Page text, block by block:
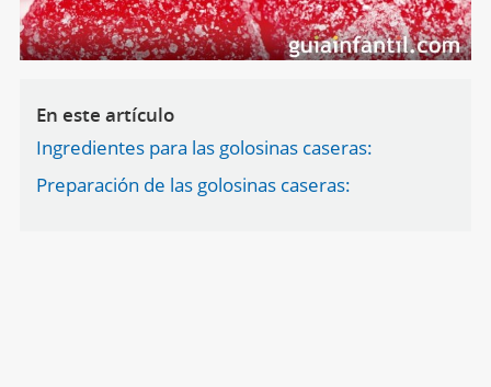
En este artículo
Ingredientes para las golosinas caseras:
Preparación de las golosinas caseras: